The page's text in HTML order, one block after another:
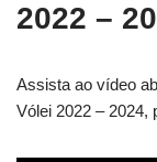
2022 –
Assista ao vídeo
Vólei 2022 – 2024,